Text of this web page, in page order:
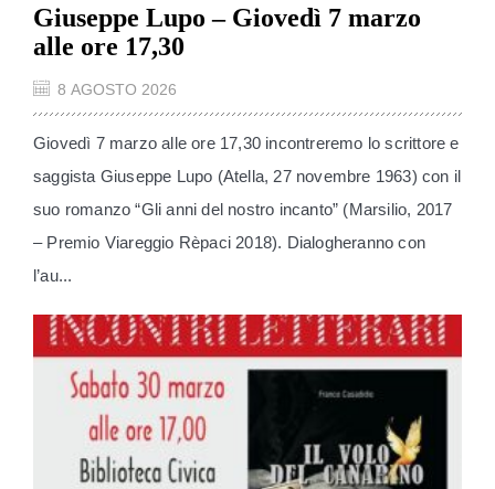
Giuseppe Lupo – Giovedì 7 marzo
alle ore 17,30
8 AGOSTO 2026
Giovedì 7 marzo alle ore 17,30 incontreremo lo scrittore e
saggista Giuseppe Lupo (Atella, 27 novembre 1963) con il
suo romanzo “Gli anni del nostro incanto” (Marsilio, 2017
– Premio Viareggio Rèpaci 2018). Dialogheranno con
l’au...